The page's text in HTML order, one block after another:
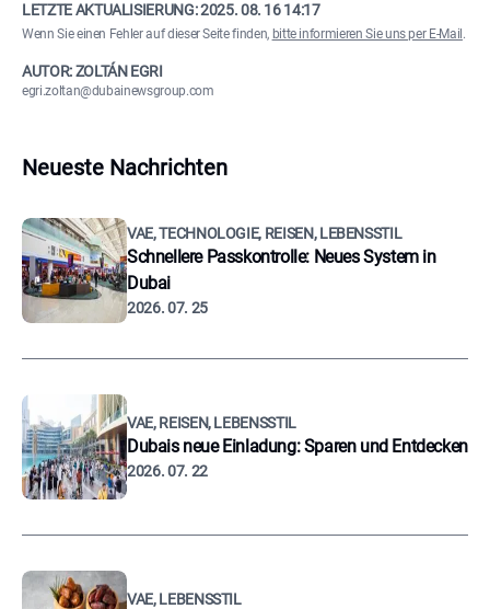
LETZTE AKTUALISIERUNG:2025. 08. 16 14:17
Wenn Sie einen Fehler auf dieser Seite finden, bitte informieren Sie uns per E-Mail .
AUTOR: ZOLTÁN EGRI
egri.zoltan@dubainewsgroup.com
Neueste Nachrichten
VAE, TECHNOLOGIE, REISEN, LEBENSSTIL
Schnellere Passkontrolle: Neues System in
Dubai
2026. 07. 25
VAE, REISEN, LEBENSSTIL
Dubais neue Einladung: Sparen und Entdecken
2026. 07. 22
VAE, LEBENSSTIL